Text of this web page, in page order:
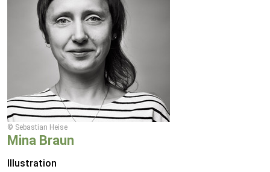
© Sebastian Heise
Mina Braun
Illustration